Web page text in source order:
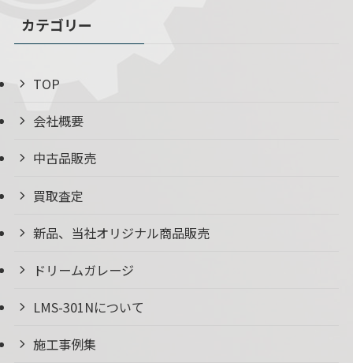
カテゴリー
TOP
会社概要
中古品販売
買取査定
新品、当社オリジナル商品販売
ドリームガレージ
LMS-301Nについて
施工事例集